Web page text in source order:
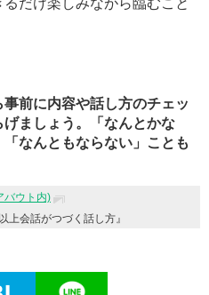
だけ楽しみながら臨むこと
前に内容や話し方のチェッ
ましょう。「なんとかな
なんともならない」ことも
バウト内)
上会話がつづく話し方』